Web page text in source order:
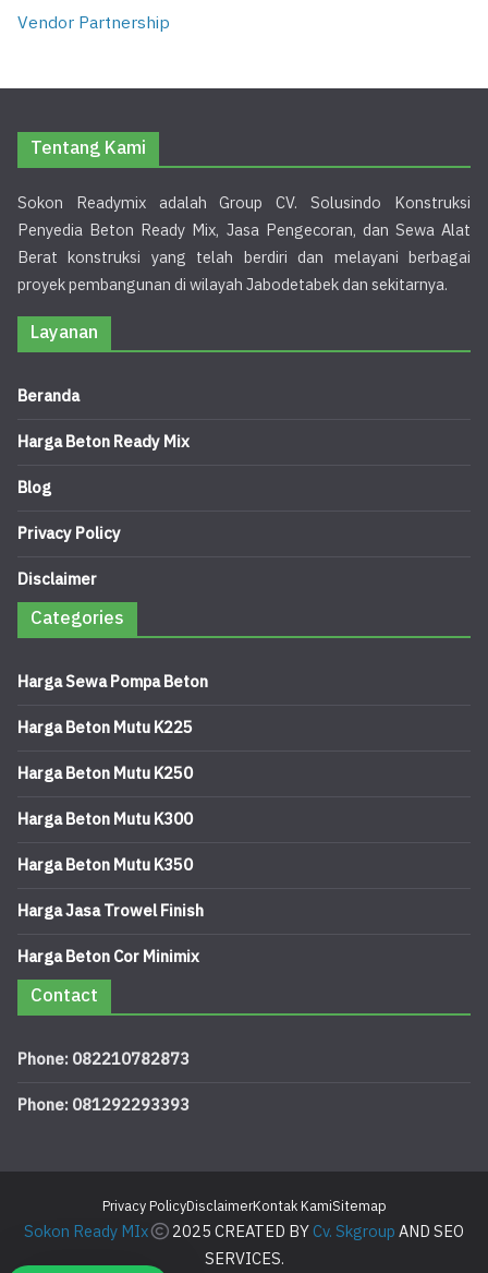
Vendor Partnership
Tentang Kami
Sokon Readymix adalah Group CV. Solusindo Konstruksi
Penyedia Beton Ready Mix, Jasa Pengecoran, dan Sewa Alat
Berat konstruksi yang telah berdiri dan melayani berbagai
proyek pembangunan di wilayah Jabodetabek dan sekitarnya.
Layanan
Beranda
Harga Beton Ready Mix
Blog
Privacy Policy
Disclaimer
Categories
Harga Sewa Pompa Beton
Harga Beton Mutu K225
Harga Beton Mutu K250
Harga Beton Mutu K300
Harga Beton Mutu K350
Harga Jasa Trowel Finish
Harga Beton Cor Minimix
Contact
Phone: 082210782873
Phone: 081292293393
Privacy PolicyDisclaimerKontak KamiSitemap
Sokon Ready MIx 2025 CREATED BYCv. SkgroupAND SEO
SERVICES.